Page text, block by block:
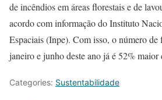
de incêndios em áreas florestais e de
acordo com informação do Instituto
Espaciais (Inpe). Com isso, o número de
janeiro e junho deste ano já é 52%
Categories: Sustentabilidade